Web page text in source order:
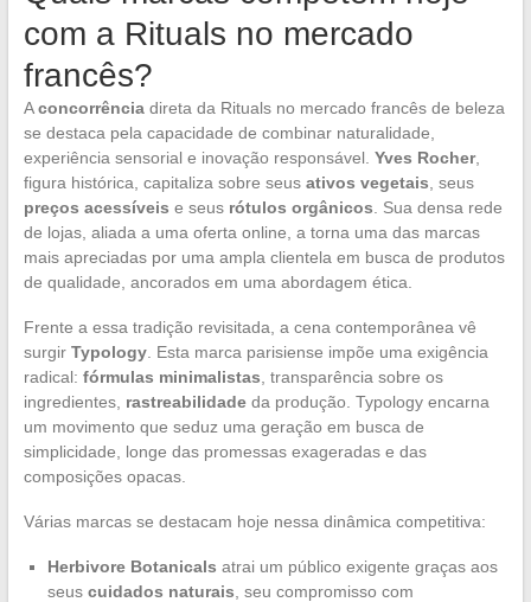
com a Rituals no mercado
francês?
Aconcorrênciadireta da Rituals no mercado francês de beleza
se destaca pela capacidade de combinar naturalidade,
experiência sensorial e inovação responsável. Yves Rocher,
figura histórica, capitaliza sobre seus ativos vegetais , seus
preços acessíveis e seus rótulos orgânicos . Sua densa rede
de lojas, aliada a uma oferta online, a torna uma das marcas
mais apreciadas por uma ampla clientela em busca de produtos
de qualidade, ancorados em uma abordagem ética.
Frente a essa tradição revisitada, a cena contemporânea vê
surgir Typology. Esta marca parisiense impõe uma exigência
radical: fórmulas minimalistas , transparência sobre os
ingredientes, rastreabilidadeda produção. Typology encarna
um movimento que seduz uma geração em busca de
simplicidade, longe das promessas exageradas e das
composições opacas.
Várias marcas se destacam hoje nessa dinâmica competitiva:
Herbivore Botanicals atrai um público exigente graças aos
seus cuidados naturais , seu compromisso com